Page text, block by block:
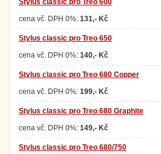
Stylus classic pro Treo 600
cena vč. DPH 0%: 131,- Kč
Stylus classic pro Treo 650
cena vč. DPH 0%: 140,- Kč
Stylus classic pro Treo 680 Copper
cena vč. DPH 0%: 199,- Kč
Stylus classic pro Treo 680 Graphite
cena vč. DPH 0%: 149,- Kč
Stylus classic pro Treo 680/750